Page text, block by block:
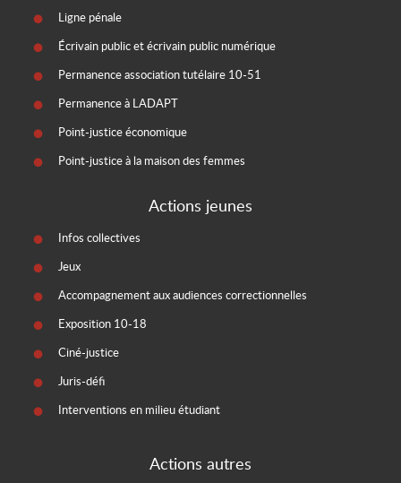
Ligne pénale
Écrivain public et écrivain public numérique
Permanence association tutélaire 10-51
Permanence à LADAPT
Point-justice économique
Point-justice à la maison des femmes
Actions jeunes
Infos collectives
Jeux
Accompagnement aux audiences correctionnelles
Exposition 10-18
Ciné-justice
Juris-défi
Interventions en milieu étudiant
Actions autres